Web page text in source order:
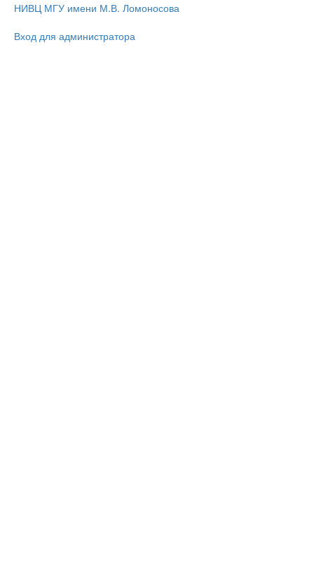
НИВЦ МГУ имени М.В. Ломоносова
Вход для администратора